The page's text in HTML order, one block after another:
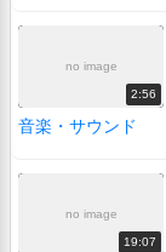
no image
2:56
音楽・サウンド
no image
19:07